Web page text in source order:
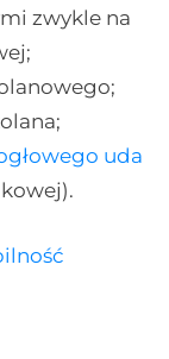
zwykle na
uda